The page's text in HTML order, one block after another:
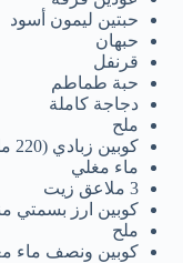
حبتين ليمون أسود
حبهان
قرنفل
حبة طماطم
دجاجة كاملة
ملح
كوبين زبادي (220 ملل)
ماء مغلي
3 ملاعق زيت
كوبين ارز بسمتي
ملح
كوبين ونصف ماء